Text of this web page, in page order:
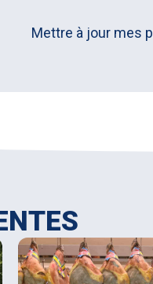
Mettre à jour mes